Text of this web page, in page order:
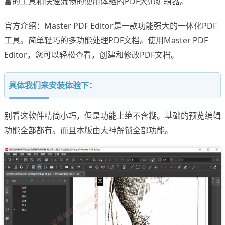
官方介绍：Master PDF Editor是一款功能强大的一体化PDF
工具。简单轻巧的多功能处理PDF文档。使用Master PDF
Editor，您可以轻松查看，创建和修改PDF文档。
具体我们来安装体验下：
别看这软件精简小巧，但是功能上绝不含糊。基础的预览编辑
功能全部都有。而且本版由大神解锁全部功能。